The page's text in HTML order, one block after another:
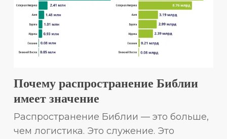
Почему распространение Библии
имеет значение
Распространение Библии — это больше,
чем логистика. Это служение. Это